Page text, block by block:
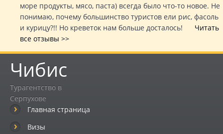
море продукты, мясо, паста) всегда было что-то новое. Не
понимаю, почему большинство туристов ели рис, фасоль
и курицу?!! Но креветок нам больше досталось! Читать
все отзывы >>
Чибис
Турагентство в
Серпухове
Главная страница
Визы